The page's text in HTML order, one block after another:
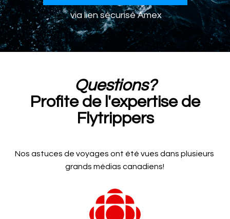
via lien sécuriséAmex
Questions?
Profite de l'expertise de
Flytrippers
Nos astuces de voyages ont été vues dans plusieurs
grands médias canadiens!